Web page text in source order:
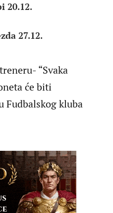
20.12.
27.12.
“Svaka
će biti
Fudbalskog kluba